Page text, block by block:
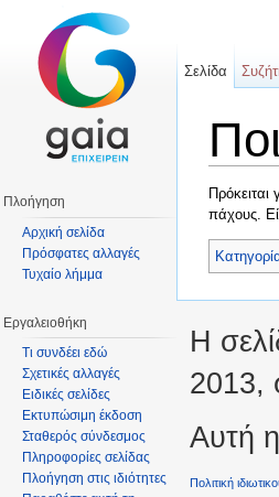
Πρόκειται
πάχους.
Σελίδα
Πλοήγηση
Αρχική σελίδα
Πρόσφατες αλλαγές
Τυχαίο λήμμα
Εργαλειοθήκη
Τι συνδέει εδώ
Σχετικές αλλαγές
Ειδικές σελίδες
Εκτυπώσιμη έκδοση
Σταθερός σύνδεσμος
Πληροφορίες σελίδας
Πλοήγηση στις ιδιότητες
Η
2013,
Αυτή
Πολιτική